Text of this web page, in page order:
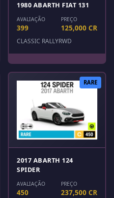
1980 ABARTH FIAT 131
AVALIAÇÃO
399
PREÇO
125,000 CR
CLASSIC RALLYRWD
RARE
2017 ABARTH 124
SPIDER
AVALIAÇÃO
450
PREÇO
237,500 CR